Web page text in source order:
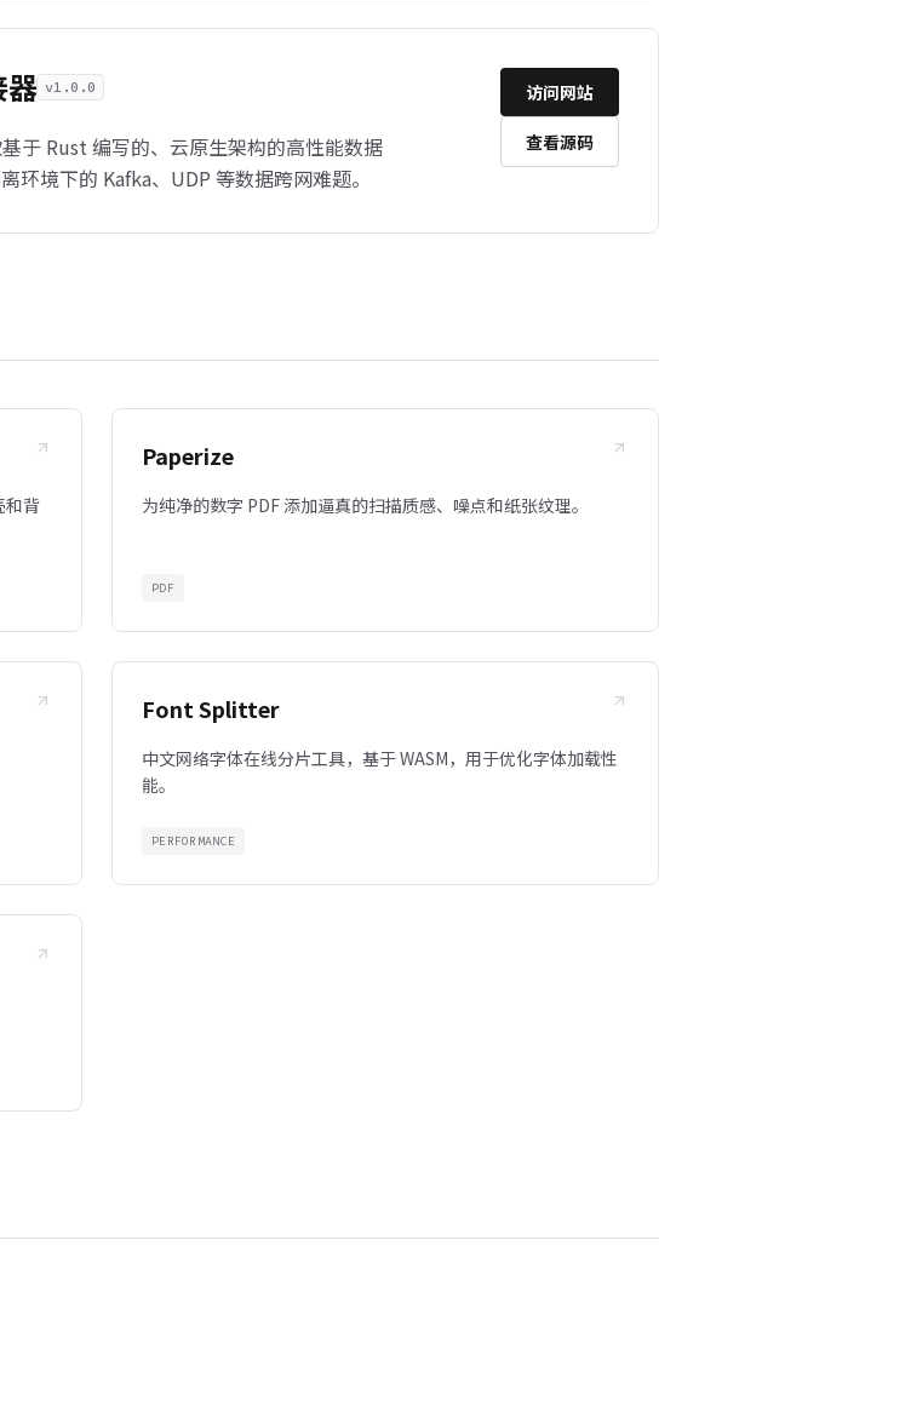
v1.0.0
于 Rust 编写的、云原生架构的高性能数据
境下的 Kafka、UDP 等数据跨网难题。
访问网站
查看源码
和背
Paperize
为纯净的数字 PDF 添加逼真的扫描质感、噪点和纸张纹理。
PDF
Font Splitter
中文网络字体在线分片工具，基于 WASM，用于优化字体加载性
能。
PERFORMANCE